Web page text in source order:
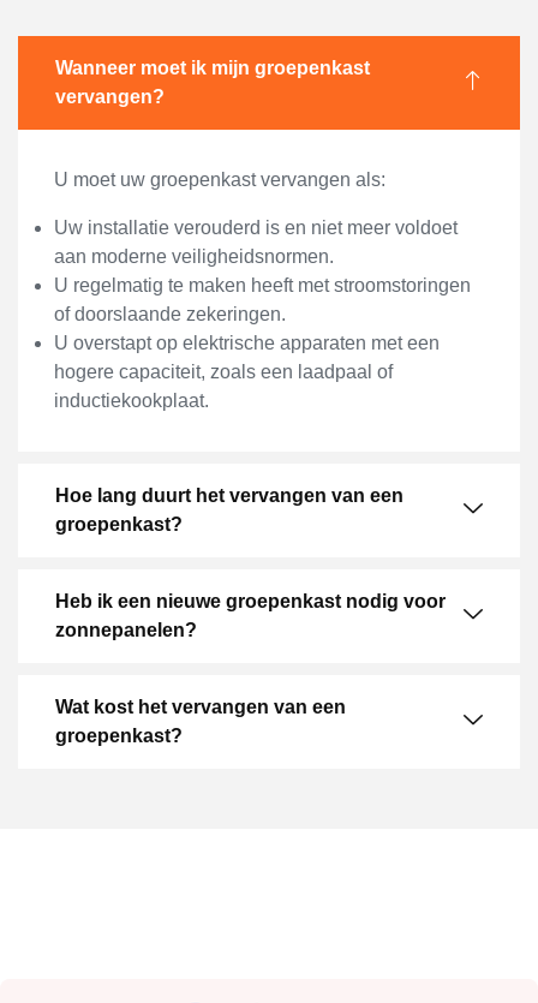
Wanneer moet ik mijn groepenkast
vervangen?
U moet uw groepenkast vervangen als:
Uw installatie verouderd is en niet meer voldoet
aan moderne veiligheidsnormen.
U regelmatig te maken heeft met stroomstoringen
of doorslaande zekeringen.
U overstapt op elektrische apparaten met een
hogere capaciteit, zoals een laadpaal of
inductiekookplaat.
Hoe lang duurt het vervangen van een
groepenkast?
Heb ik een nieuwe groepenkast nodig voor
zonnepanelen?
Wat kost het vervangen van een
groepenkast?